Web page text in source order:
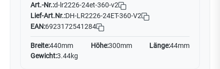
Art.-Nr.:d-lr2226-24et-360-v2
Lief-Art.Nr.:DH-LR2226-24ET-360-V2
EAN:6923172541284
Breite:440mm Höhe:300mm Länge:44mm
Gewicht:3.44kg